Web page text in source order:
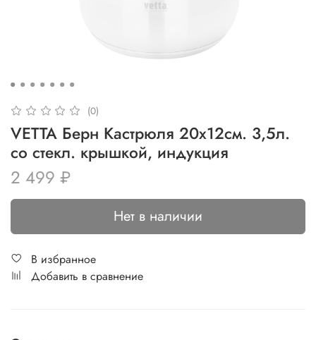
(0)
VETTA Берн Кастрюля 20х12см. 3,5л.
со стекл. крышкой, индукция
2 499 ₽
Нет в наличии
В избранное
Добавить в сравнение